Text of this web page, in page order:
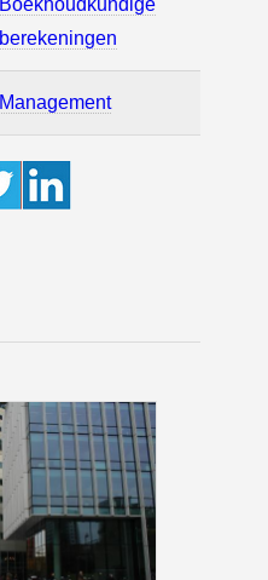
Boekhoudkundige
berekeningen
Management